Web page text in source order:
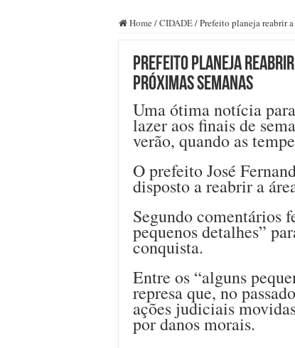
Home /CIDADE/Prefeito planeja reabrir
Prefeito planeja
próximas semanas
Uma ótima notícia
lazer aos finais de
verão, quando as
O prefeito José
disposto a reabrir a
Segundo comentários
pequenos detalhes”
conquista.
Entre os “alguns
represa que, no
ações judiciais
por danos morais.